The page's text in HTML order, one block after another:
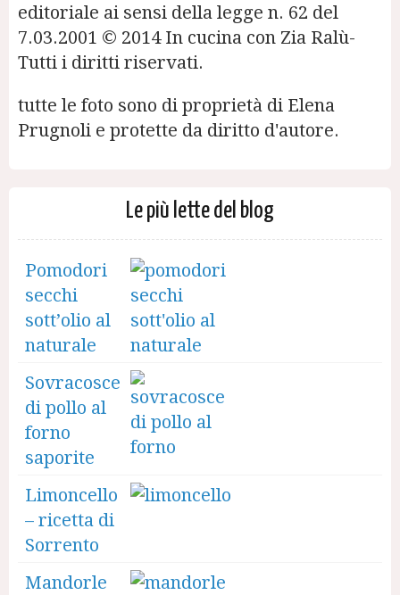
editoriale ai sensi della legge n. 62 del
7.03.2001 © 2014 In cucina con Zia Ralù-
Tutti i diritti riservati.
tutte le foto sono di proprietà di Elena
Prugnoli e protette da diritto d'autore.
Le più lette del blog
Pomodori
secchi
sott’olio al
naturale
Sovracosce
di pollo al
forno
saporite
Limoncello
– ricetta di
Sorrento
Mandorle